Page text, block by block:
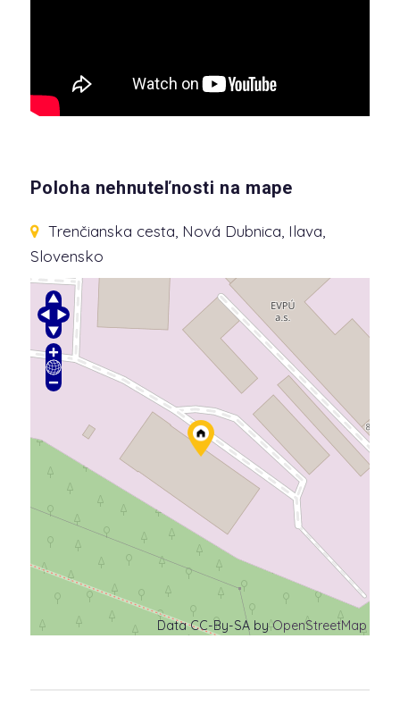
Poloha nehnuteľnosti na mape
Trenčianska cesta , Nová Dubnica, Ilava,
Slovensko
Data CC-By-SA byOpenStreetMap